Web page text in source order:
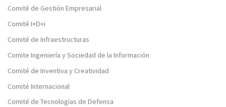
Comité de Gestión Empresarial
Comité I+D+i
Comité de Infraestructuras
Comite Ingeniería y Sociedad de la Información
Comité de Inventiva y Creatividad
Comité Internacional
Comité de Tecnologías de Defensa